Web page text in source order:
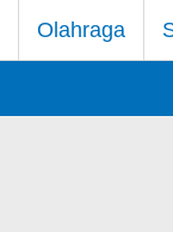
Olahraga